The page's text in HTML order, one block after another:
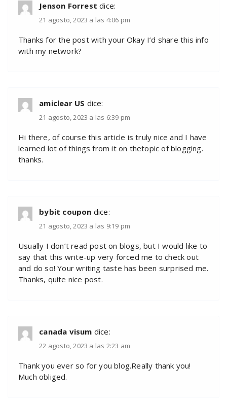
Jenson Forrest dice:
21 agosto, 2023 a las 4:06 pm
Thanks for the post with your Okay I’d share this info
with my network?
amiclear US dice:
21 agosto, 2023 a las 6:39 pm
Hi there, of course this article is truly nice and I have
learned lot of things from it on thetopic of blogging.
thanks.
bybit coupon dice:
21 agosto, 2023 a las 9:19 pm
Usually I don’t read post on blogs, but I would like to
say that this write-up very forced me to check out
and do so! Your writing taste has been surprised me.
Thanks, quite nice post.
canada visum dice:
22 agosto, 2023 a las 2:23 am
Thank you ever so for you blog.Really thank you!
Much obliged.